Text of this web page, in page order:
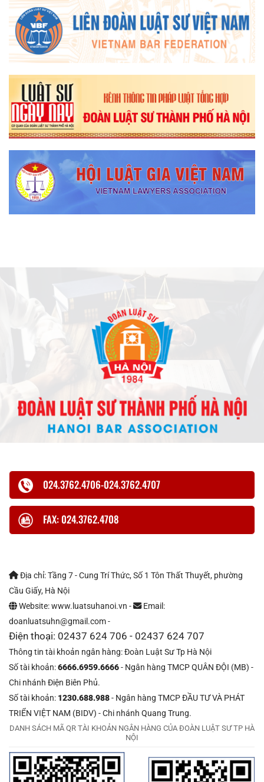
024.3762.4706-024.3762.4707
FAX: 024.3762.4708
Địa chỉ: Tầng 7 - Cung Trí Thức, Số 1 Tôn Thất Thuyết, phường
Cầu Giấy, Hà Nội
Website: www.luatsuhanoi.vn -
Email:
doanluatsuhn@gmail.com -
Điện thoại: 02437 624 706 - 02437 624 707
Thông tin tài khoản ngân hàng: Đoàn Luật Sư Tp Hà Nội
Số tài khoản:6666.6959.6666- Ngân hàng TMCP QUÂN ĐỘI (MB) -
Chi nhánh Điện Biên Phủ.
Số tài khoản: 1230.688.988- Ngân hàng TMCP ĐẦU TƯ VÀ PHÁT
TRIỂN VIỆT NAM (BIDV) - Chi nhánh Quang Trung.
DANH SÁCH MÃ QR TÀI KHOẢN NGÂN HÀNG CỦA ĐOÀN LUẬT SƯ TP HÀ
NỘI